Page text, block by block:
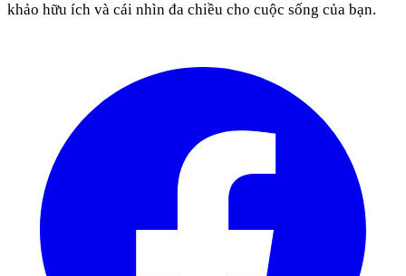
khảo hữu ích và cái nhìn đa chiều cho cuộc sống của bạn.